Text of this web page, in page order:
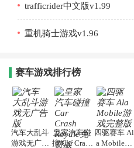
trafficrider中文版v1.99
重机骑士游戏v1.96
赛车游戏排行榜
汽车大乱斗
游戏无广告
皇家汽车碰
撞 Car Crash
四驱赛车 Al
a Mobile游